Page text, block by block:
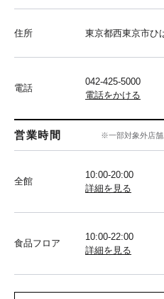
住所 東京都西東京市ひ
電話
042-425-5000
電話をかける
営業時間 ※一部対象外店舗
全館
10:00-20:00
詳細を見る
食品フロア
10:00-22:00
詳細を見る